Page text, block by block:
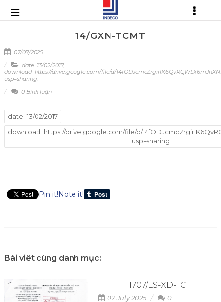
14/GXN-TCMT
07/07/2025
date_13/02/2017,
download_https://drive.google.com/file/d/
usp=sharing,
0 Bình luận
date_13/02/2017
download_https://drive.google.com/file/d/
usp=sharing
Pin it!Note it!
Bài viêt cùng danh mục:
1707/LS-XD-TC
07 July 2025 0